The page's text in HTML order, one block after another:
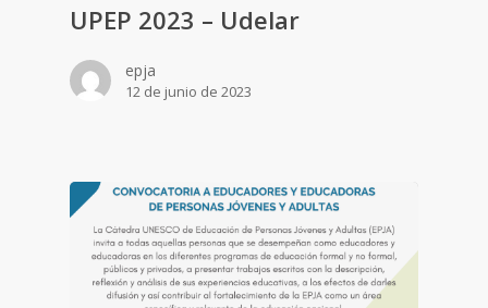
UPEP 2023 – Udelar
epja
12 de junio de 2023